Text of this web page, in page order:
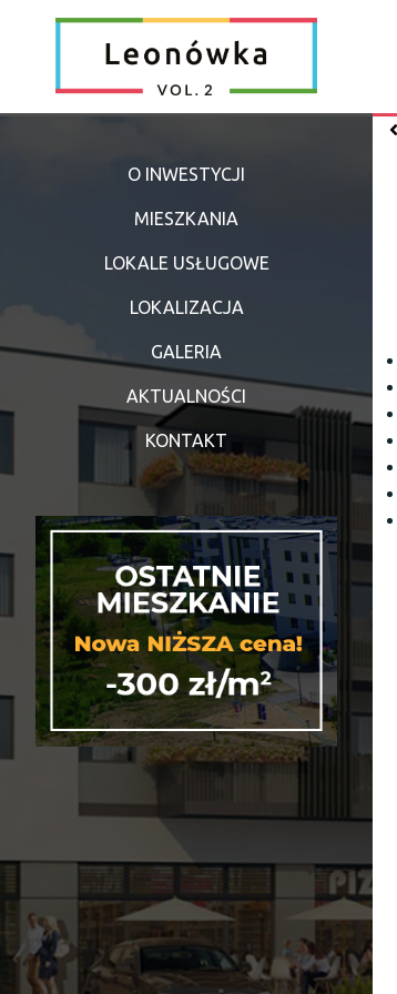
O INWESTYCJI
MIESZKANIA
LOKALE USŁUGOWE
LOKALIZACJA
GALERIA
AKTUALNOŚCI
KONTAKT